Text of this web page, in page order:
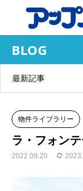
BLOG
最新記事
物件ライブラリー
ラ・フォンテ
2022.09.20